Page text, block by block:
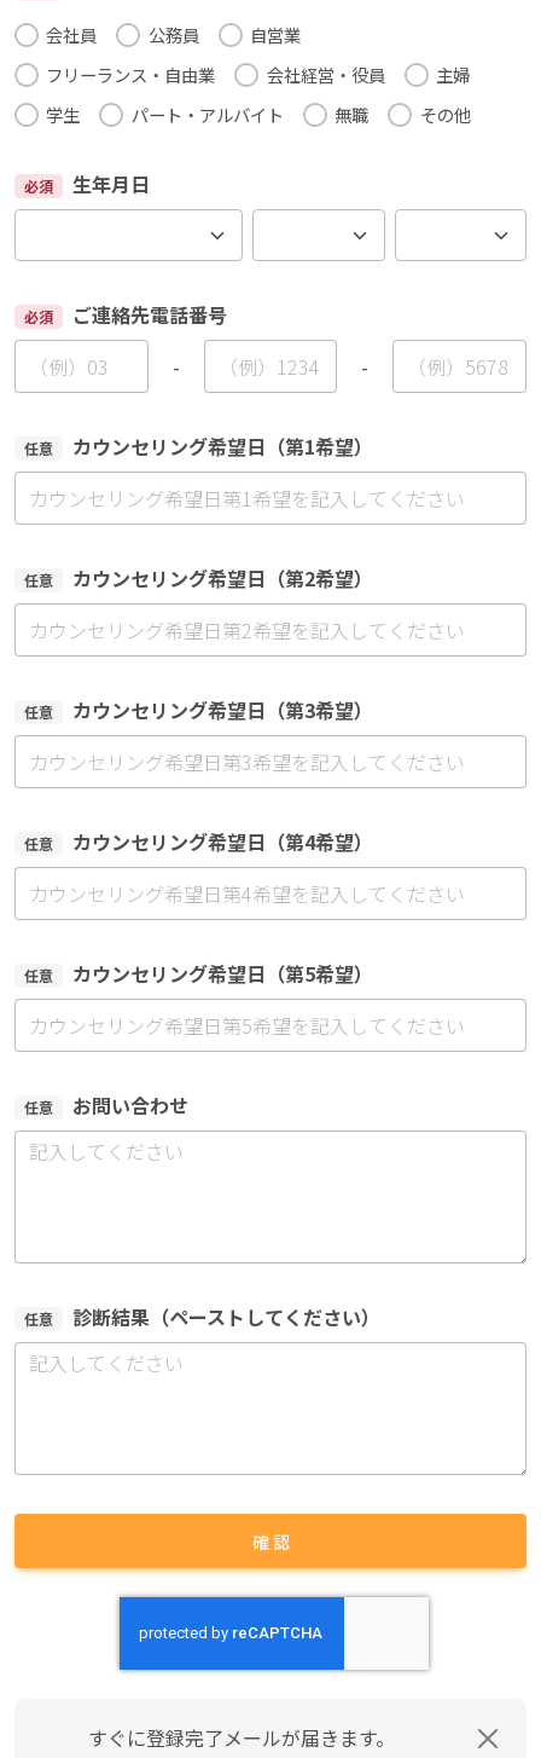
会社員 公務員
自営業
フリーランス・自由業
会社経営・役員
主婦
学生
パート・アルバイト 無職 その他
必須 生年月日
必須
ご連絡先電話番号
-
-
任意 カウンセリング希望日（第1希望）
任意 カウンセリング希望日（第2希望）
任意 カウンセリング希望日（第3希望）
任意 カウンセリング希望日（第4希望）
任意 カウンセリング希望日（第5希望）
任意 お問い合わせ
任意 診断結果（ペーストしてください）
確 認
すぐに登録完了メールが届きます。